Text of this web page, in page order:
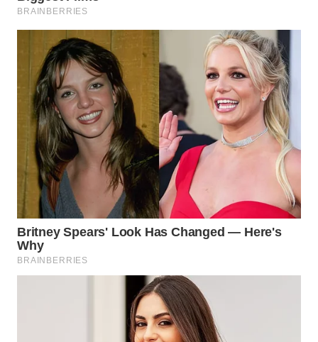
WN
WN
KUNINGAN
WN
MAJALENGKA
WN
SUBANG
WN
SUKABUMI
WN